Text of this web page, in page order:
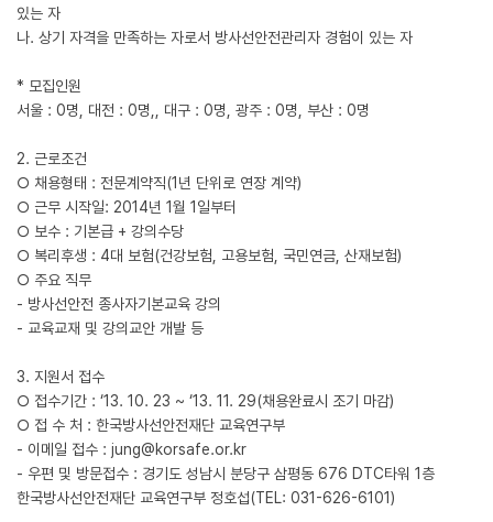
있는 자
나. 상기 자격을 만족하는 자로서 방사선안전관리자 경험이 있는 자
* 모집인원
서울 : 0명, 대전 : 0명,, 대구 : 0명, 광주 : 0명, 부산 : 0명
2. 근로조건
○ 채용형태 : 전문계약직(1년 단위로 연장 계약)
○ 근무 시작일: 2014년 1월 1일부터
○ 보수 : 기본급 + 강의수당
○ 복리후생 : 4대 보험(건강보험, 고용보험, 국민연금, 산재보험)
○ 주요 직무
- 방사선안전 종사자기본교육 강의
- 교육교재 및 강의교안 개발 등
3. 지원서 접수
○ 접수기간 : ‘13. 10. 23 ~ ‘13. 11. 29(채용완료시 조기 마감)
○ 접 수 처 : 한국방사선안전재단 교육연구부
- 이메일 접수 : jung@korsafe.or.kr
- 우편 및 방문접수 : 경기도 성남시 분당구 삼평동 676 DTC타워 1층
한국방사선안전재단 교육연구부 정호섭(TEL: 031-626-6101)